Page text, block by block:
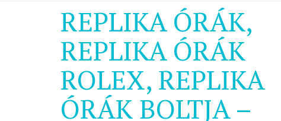
REPLIKA ÓRÁK,
REPLIKA ÓRÁK
ROLEX, REPLIKA
ÓRÁK BOLTJA –